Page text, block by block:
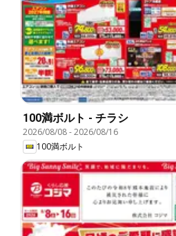
100満ボルト - チラシ
2026/08/08-2026/08/16
100満ボルト